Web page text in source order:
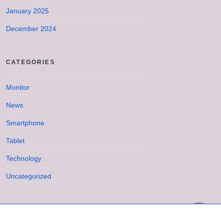
January 2025
December 2024
CATEGORIES
Monitor
News
Smartphone
Tablet
Technology
Uncategorized